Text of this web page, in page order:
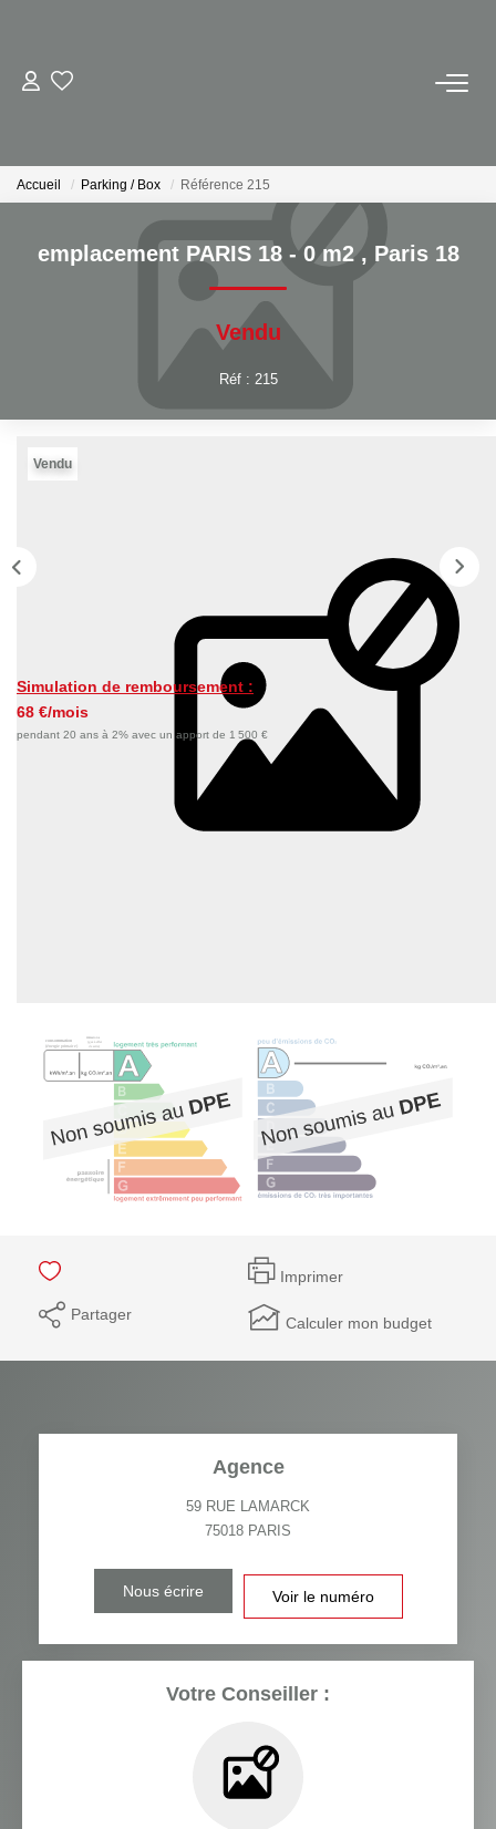
LOUER
VENDRE
Avis De Valeur Sur Rendez-Vous
Estimation En Ligne
CONTACT
EN
Accueil Parking / Box Référence 215
emplacement PARIS 18 - 0 m2, Paris 18
Vendu
Réf : 215
Vendu
Simulation de remboursement :
68 €/mois
pendant 20 ans à 2% avec un apport de 1 500 €
Imprimer
Partager Calculer mon budget
Agence
59 RUE LAMARCK
75018 PARIS
Nous écrire Voir le numéro
Votre Conseiller :